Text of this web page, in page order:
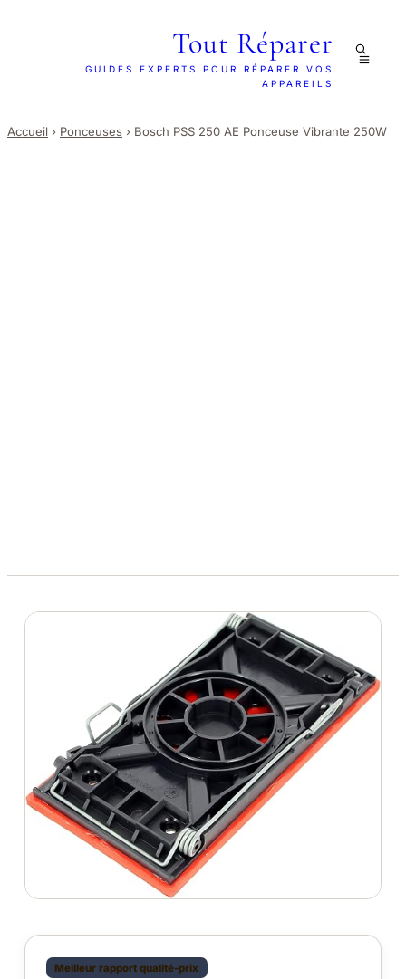
Tout Réparer
GUIDES EXPERTS POUR RÉPARER VOS
APPAREILS
Accueil › Ponceuses › Bosch PSS 250 AE Ponceuse Vibrante 250W
Meilleur rapport qualité-prix